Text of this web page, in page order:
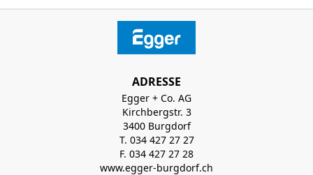
ADRESSE
Egger + Co. AG
Kirchbergstr. 3
3400 Burgdorf
T. 034 427 27 27
F. 034 427 27 28
www.egger-burgdorf.ch